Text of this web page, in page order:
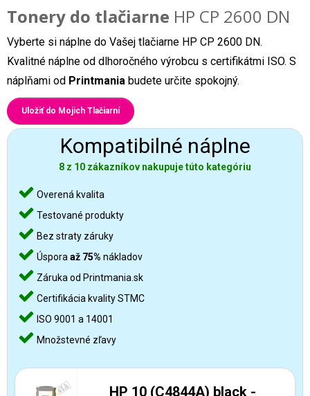
Tonery do tlačiarne HP CP 2600 DN
Vyberte si náplne do Vašej tlačiarne HP CP 2600 DN.
Kvalitné náplne od dlhoročného výrobcu s certifikátmi ISO. S
náplňami od Printmania budete určite spokojný.
Uložiť do Mojich Tlačiarní
Kompatibilné náplne
8 z 10 zákazníkov nakupuje túto kategóriu
Overená kvalita
Testované produkty
Bez straty záruky
Úspora až 75% nákladov
Záruka od Printmania.sk
Certifikácia kvality STMC
ISO 9001 a 14001
Množstevné zľavy
HP 10 (C4844A) black -